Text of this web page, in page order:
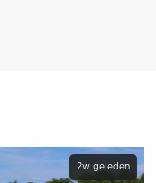
2w geleden